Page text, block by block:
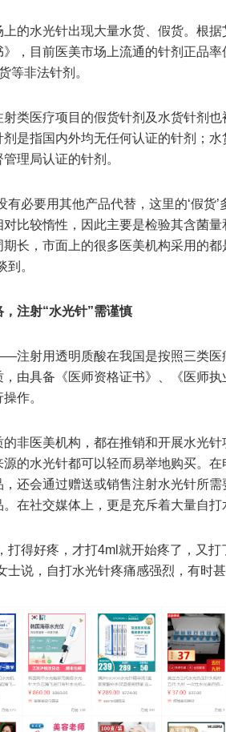
的水光针出现大量水货、假货。根
，目前医美市场上流通的针剂正品
等非法针剂。
类医疗项目的假货针剂及水货针剂也
是指国内外均无任何认证的针剂；
理局认证的针剂。
有必要用其他产品代替，这里的‘假货
比较惰性，因此主要是检验其含菌
长，市面上的很多医美机构采用的都
到。
，注射“水光针”需谨慎
注射用透明质酸在我国是按照三类医
由具备《医师资格证书》、《医师
作。
非医美机构，都在推销和开展水光
源的水光针都可以轻而易举地购买。
还会通过赠送或销售注射水光针所
在社交媒体上，更是充斥着大量自打
打得好疼，才打4ml就开始疼了，又
士说，自打水光针疼痛感强烈，有时甚